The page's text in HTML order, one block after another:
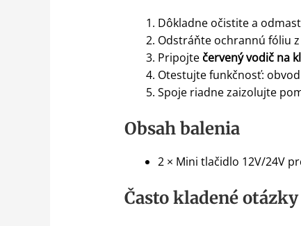
Dôkladne očistite a
Odstráňte ochrannú fóliu
Pripojte červený vodič na
Otestujte funkčnosť:
Spoje riadne zaizolujte
Obsah balenia
2 × Mini tlačidlo 12V/24V
Často kladené otázky